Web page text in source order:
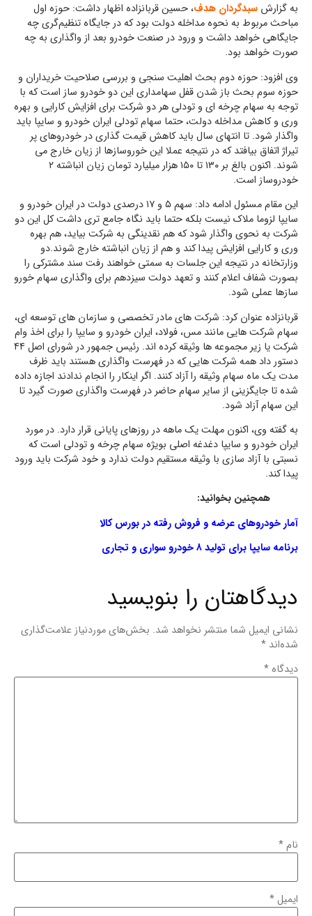
به گزارش سبدگردان هدف، حسین قربانزاده اظهار داشت: حوزه اول
مباحث مربوط به نحوه مداخله دولت بود که در جایگاه تنظیم‌گری چه
جایگاهی خواهد داشت و ورود در صنعت خودرو بعد از واگذاری به چه
صورت خواهد بود.
وی افزود: حوزه دوم بحث اهلیت سنجی و بررسی صلاحیت خریداران و
حوزه سوم بحث باز شدن قفل سهامداری این دو خودرو ساز است که با
توجه به سهام چرخه ای و تودلی هر دو شرکت برای افزایش کارایی و بهره
وری و کاهش مداخله دولت، حتما سهام تودلی ایران خودرو و سایپا باید
واگذار شود. تا انتهای سال باید کاهش قیمت گذاری در خودروهای پر
تیراژ اتفاق بیافتد که در نتیجه عملا این خوروسازها از زیان خارج می
شوند. اکنون بالغ بر ۱۳۰ تا ۱۵۰ هزار میلیارد تومان زیان انباشته ۲
خودروساز است.
این مقام مسئول ادامه داد: سهم ۵ و ۱۷ درصدی دولت در ایران خودرو و
سایپا لزوما ملاک نیست بلکه حتما باید نگاه جامع تری داشت کل این دو
شرکت به نحوی واگذار شود که هم نقدینگی به شرکت بیاید، هم بهره
وری و کارایی افزایش پیدا کند و هم از زیان انباشته خارج شوند.دو
وزارتخانه در نتیجه این جلسات به سمتی خواهند رفت سند مشترکی را
بصورت شفاف اعلام کنند و تعهد دولت سیزدهم برای واگذاری سهام خورو
سازها عملی شود.
قربانزاده عنوان کرد: شرکت های مادر تخصصی و سازمان های توسعه ای،
سهام شرکت هایی مانند مس، فولاد، ایران خودرو و سایپا را برای اخذ وام
شرکت یا زیر مجموعه ها وثیقه کرده اند. رئیس جمهور در شورای اصل ۴۴
دستور داد همه شرکت هایی که در فهرست واگذاری هستند باید ظرف
مدت یک ماه سهام وثیقه را آزاد کنند. اگر اینکار را انجام ندادند اجازه داده
شده تا جایگزینی از سایر سهام حاضر در فهرست واگذاری صورت گیرد تا
این سهام آزاد شود.
به گفته وی، اکنون مهلت یک ماهه در روزهای پایانی قرار دارد. در مورد
ایران خودرو و سایپا دغدغه اصلی بویژه سهام چرخه و تودلی است که
نسبتی با آزاد سازی با وثیقه مستقیم دولت ندارد و خود شرکت باید ورود
پیدا کند.
همچنین بخوانید:
آمار خودروهای عرضه و فروش رفته در بورس کالا
برنامه سایپا برای تولید ۸ خودرو سواری و تجاری
دیدگاهتان را بنویسید
نشانی ایمیل شما منتشر نخواهد شد. بخش‌های موردنیاز علامت‌گذاری
شده‌اند *
دیدگاه *
نام*
ایمیل*